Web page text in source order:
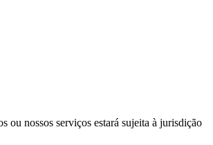
ou nossos serviços estará sujeita à jurisdição